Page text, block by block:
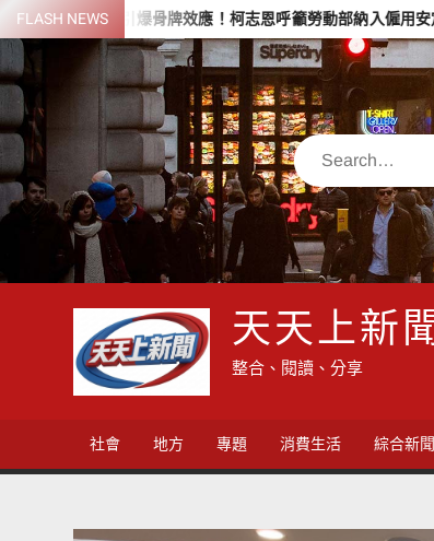
Skip
to
content
FLASH NEWS
引爆骨牌效應！柯志恩呼籲勞動部納入僱用安定第十類
Search
天天上新
整合、閱讀、分享
社會 地方 專題 消費生活 綜合新聞